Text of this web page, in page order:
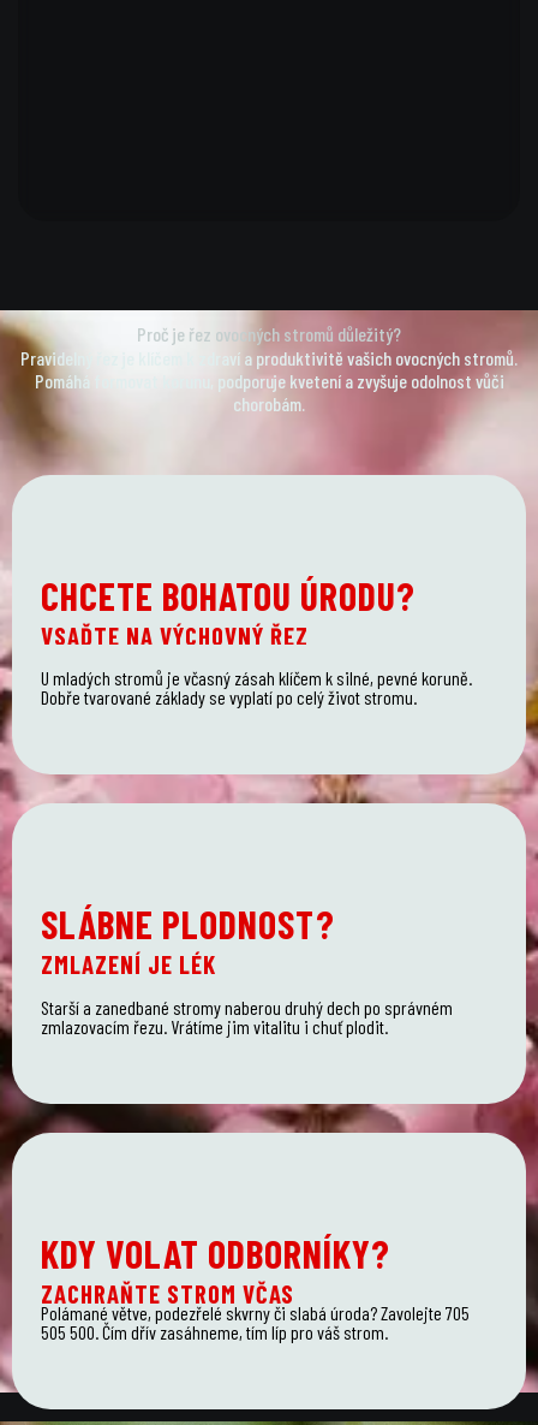
Proč je řez ovocných stromů důležitý?
Pravidelný řez je klíčem k zdraví a produktivitě vašich ovocných stromů.
Pomáhá formovat korunu, podporuje kvetení a zvyšuje odolnost vůči
chorobám.
CHCETE BOHATOU ÚRODU?
VSAĎTE NA VÝCHOVNÝ ŘEZ
U mladých stromů je včasný zásah klíčem k silné, pevné koruně.
Dobře tvarované základy se vyplatí po celý život stromu.
SLÁBNE PLODNOST?
ZMLAZENÍ JE LÉK
Starší a zanedbané stromy naberou druhý dech po správném
zmlazovacím řezu. Vrátíme jim vitalitu i chuť plodit.
KDY VOLAT ODBORNÍKY?
ZACHRAŇTE STROM VČAS
Polámané větve, podezřelé skvrny či slabá úroda? Zavolejte 705
505 500. Čím dřív zasáhneme, tím líp pro váš strom.